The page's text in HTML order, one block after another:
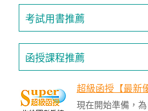
考試用書推薦
函授課程推薦
超級函授【最新
現在開始準備，